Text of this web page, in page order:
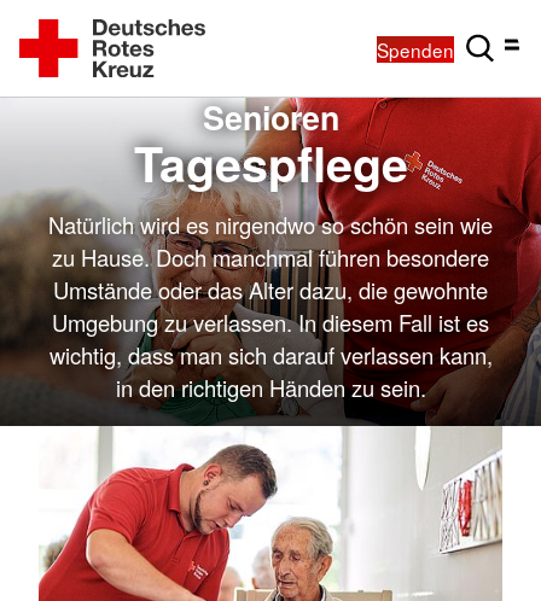
Spenden
Senioren
Tagespflege
Natürlich wird es nirgendwo so schön sein wie
zu Hause. Doch manchmal führen besondere
Umstände oder das Alter dazu, die gewohnte
Umgebung zu verlassen. In diesem Fall ist es
wichtig, dass man sich darauf verlassen kann,
in den richtigen Händen zu sein.